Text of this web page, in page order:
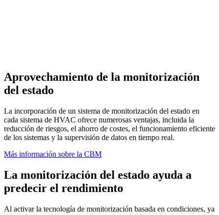
Aprovechamiento de la monitorización
del estado
La incorporación de un sistema de monitorización del estado en
cada sistema de HVAC ofrece numerosas ventajas, incluida la
reducción de riesgos, el ahorro de costes, el funcionamiento eficiente
de los sistemas y la supervisión de datos en tiempo real.
Más información sobre la CBM
La monitorización del estado ayuda a
predecir el rendimiento
Al activar la tecnología de monitorización basada en condiciones, ya